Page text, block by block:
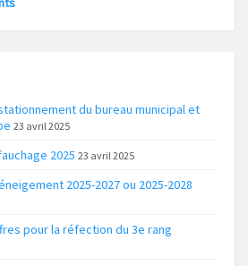
du bureau municipal et
23 avril 2025
2025 23 avril 2025
2025-2027 ou 2025-2028
pour la réfection du 3e rang